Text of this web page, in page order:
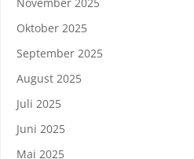
Oktober 2025
September 2025
August 2025
Juli 2025
Juni 2025
Mai 2025